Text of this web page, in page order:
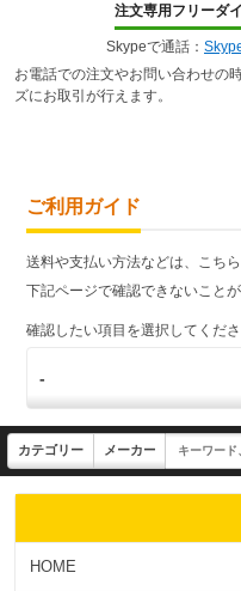
注文専用フリーダ
Skypeで通話：
お電話での注文やお問い合わせの
ズにお取引が行えます。
ご利用ガイド
送料や支払い方法などは、こち
下記ページで確認できないこと
確認したい項目を選択してくださ
HOME